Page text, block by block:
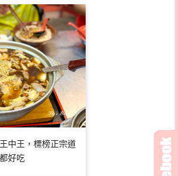
中王，標榜正宗道
好吃